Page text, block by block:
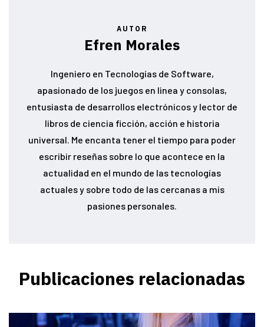
AUTOR
Efren Morales
Ingeniero en Tecnologías de Software,
apasionado de los juegos en linea y consolas,
entusiasta de desarrollos electrónicos y lector de
libros de ciencia ficción, acción e historia
universal. Me encanta tener el tiempo para poder
escribir reseñas sobre lo que acontece en la
actualidad en el mundo de las tecnologías
actuales y sobre todo de las cercanas a mis
pasiones personales.
Publicaciones relacionadas